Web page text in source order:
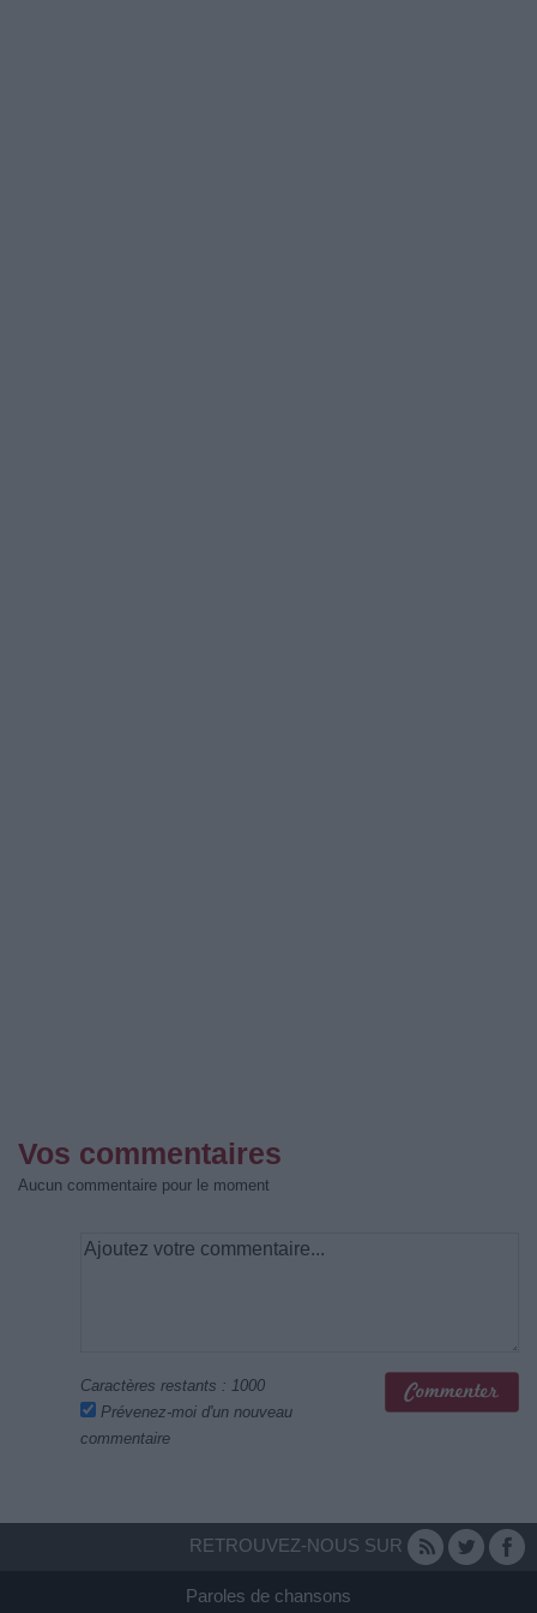
Vos commentaires
Aucun commentaire pour le moment
Caractères restants : 1000
Prévenez-moi d'un nouveau
commentaire
RETROUVEZ-NOUS SUR
Paroles de chansons